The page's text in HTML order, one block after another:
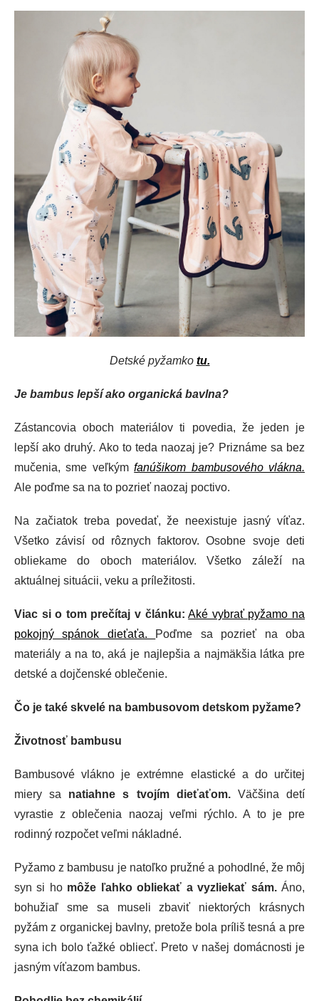
Detské pyžamko tu.
Je bambus lepší ako organická bavlna?
Zástancovia oboch materiálov ti povedia, že jeden je
lepší ako druhý. Ako to teda naozaj je? Priznáme sa bez
mučenia, sme veľkýmfanúšikom bambusového vlákna.
Ale poďme sa na to pozrieť naozaj poctivo.
Na začiatok treba povedať, že neexistuje jasný víťaz.
Všetko závisí od rôznych faktorov. Osobne svoje deti
obliekame do oboch materiálov. Všetko záleží na
aktuálnej situácii, veku a príležitosti.
Viac si o tom prečítaj v článku: Aké vybrať pyžamo na
pokojný spánok dieťaťa.
Poďme sa pozrieť na oba
materiály a na to, aká je najlepšia a najmäkšia látka pre
detské a dojčenské oblečenie.
Čo je také skvelé na bambusovom detskom pyžame?
Životnosť bambusu
Bambusové vlákno je extrémne elastické a do určitej
miery sa natiahne s tvojím dieťaťom.Väčšina detí
vyrastie z oblečenia naozaj veľmi rýchlo. A to je pre
rodinný rozpočet veľmi nákladné.
Pyžamo z bambusu je natoľko pružné a pohodlné, že môj
syn si homôže ľahko obliekať a vyzliekať sám.Áno,
bohužiaľ sme sa museli zbaviť niektorých krásnych
pyžám z organickej bavlny, pretože bola príliš tesná a pre
syna ich bolo ťažké obliecť. Preto v našej domácnosti je
jasným víťazom bambus.